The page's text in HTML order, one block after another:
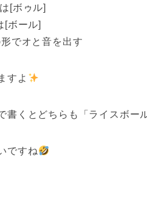
[ボゥル]
[ボール]
でオと音を出す
すよ
書くとどちらも「ライスボー
ですね